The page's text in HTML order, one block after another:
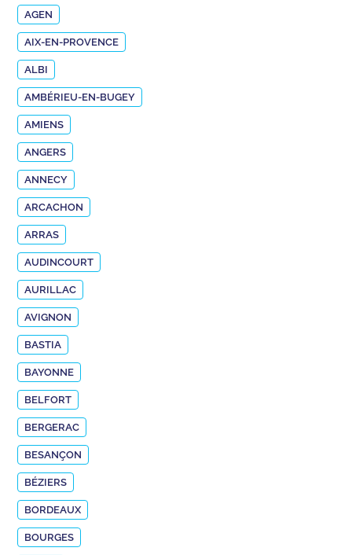
AGEN
AIX-EN-PROVENCE
ALBI
AMBÉRIEU-EN-BUGEY
AMIENS
ANGERS
ANNECY
ARCACHON
ARRAS
AUDINCOURT
AURILLAC
AVIGNON
BASTIA
BAYONNE
BELFORT
BERGERAC
BESANÇON
BÉZIERS
BORDEAUX
BOURGES